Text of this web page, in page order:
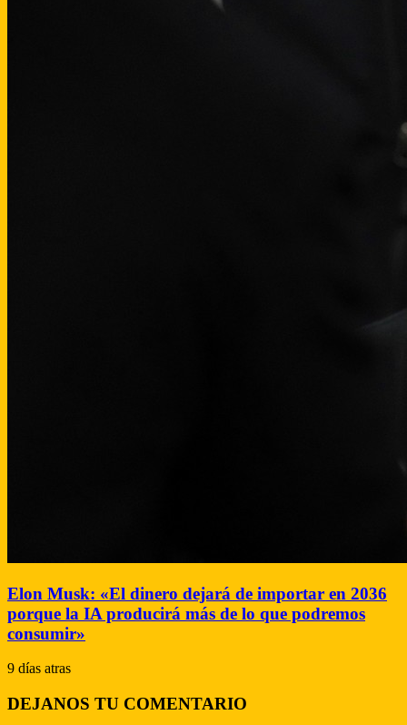
Elon Musk: «El dinero dejará de importar en 2036
porque la IA producirá más de lo que podremos
consumir»
9 días atras
DEJANOS TU COMENTARIO